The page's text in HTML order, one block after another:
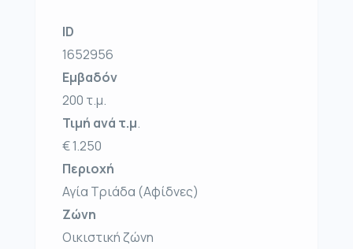
ID
1652956
Εμβαδόν
200 τ.μ.
Τιμή ανά τ.μ.
€ 1.250
Περιοχή
Αγία Τριάδα (Αφίδνες)
Ζώνη
Οικιστική ζώνη